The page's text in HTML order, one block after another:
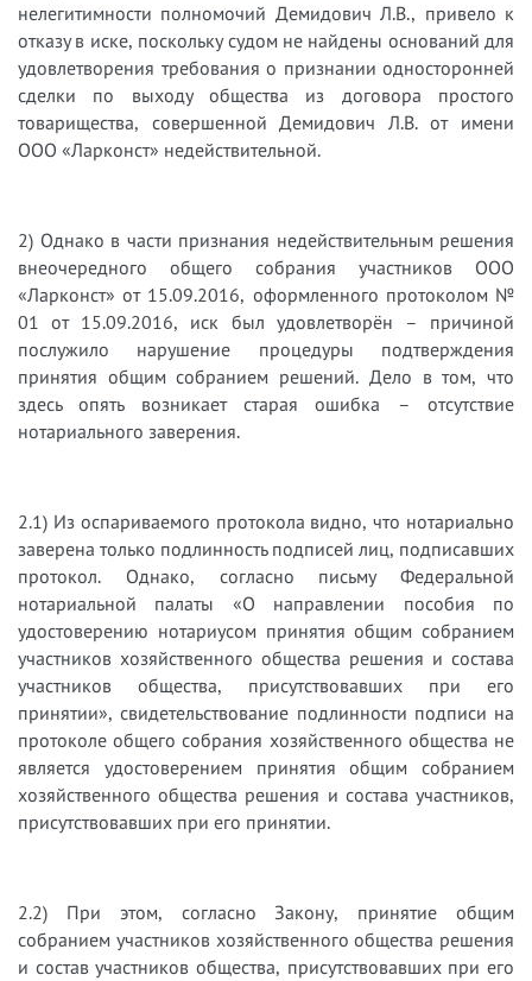
нелегитимности полномочий Демидович Л.В., привело к
отказу в иске, поскольку судом не найдены оснований для
удовлетворения требования о признании односторонней
сделки по выходу общества из договора простого
товарищества, совершенной Демидович Л.В. от имени
ООО «Ларконст» недействительной.
2)​ Однако в части признания недействительным решения
внеочередного общего собрания участников ООО
«Ларконст» от 15.09.2016, оформленного протоколом №
01 от 15.09.2016, иск был удовлетворён – причиной
послужило нарушение процедуры подтверждения
принятия общим собранием решений. Дело в том, что
здесь опять возникает старая ошибка – отсутствие
нотариального заверения.
2.1) Из оспариваемого протокола видно, что нотариально
заверена только подлинность подписей лиц, подписавших
протокол. Однако, согласно письму Федеральной
нотариальной палаты «О направлении пособия по
удостоверению нотариусом принятия общим собранием
участников хозяйственного общества решения и состава
участников общества, присутствовавших при его
принятии», свидетельствование подлинности подписи на
протоколе общего собрания хозяйственного общества не
является удостоверением принятия общим собранием
хозяйственного общества решения и состава участников,
присутствовавших при его принятии.
2.2) При этом, согласно Закону, принятие общим
собранием участников хозяйственного общества решения
и состав участников общества, присутствовавших при его